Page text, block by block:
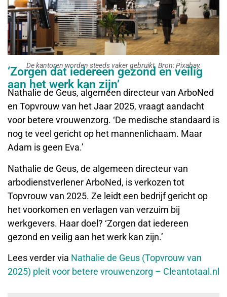
De kantoren worden steeds vaker gebruikt. Bron: Pixabay.
‘Zorgen dat iedereen gezond en veilig
aan het werk kan zijn’
Nathalie de Geus, algemeen directeur van ArboNed
en Topvrouw van het Jaar 2025, vraagt aandacht
voor betere vrouwenzorg. ‘De medische standaard is
nog te veel gericht op het mannenlichaam. Maar
Adam is geen Eva.’
Nathalie de Geus, de algemeen directeur van
arbodienstverlener ArboNed, is verkozen tot
Topvrouw van 2025. Ze leidt een bedrijf gericht op
het voorkomen en verlagen van verzuim bij
werkgevers. Haar doel? ‘Zorgen dat iedereen
gezond en veilig aan het werk kan zijn.’
Lees verder via Nathalie de Geus (Topvrouw van
2025) pleit voor betere vrouwenzorg – Cleantotaal.nl